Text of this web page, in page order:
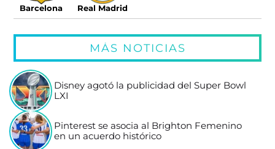
Barcelona Real Madrid
MÁS NOTICIAS
Disney agotó la publicidad del Super Bowl
LXI
Pinterest se asocia al Brighton Femenino
en un acuerdo histórico